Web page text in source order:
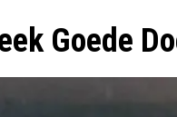
Goede